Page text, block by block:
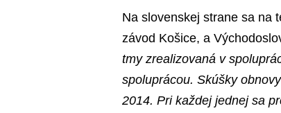
Na slovenskej strane sa na
závod Košice, a
tmy zrealizovaná v
spoluprácou. Skúšky
2014. Pri každej jednej sa